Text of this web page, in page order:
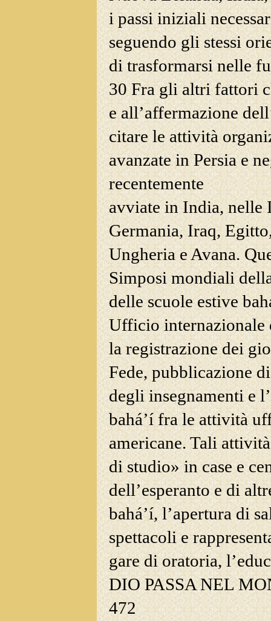
i passi iniziali
seguendo gli stessi
di trasformarsi nelle
30 Fra gli altri fattori
e all’affermazione
citare le attività
avanzate in Persia e
recentemente
avviate in India, nelle
Germania, Iraq,
Ungheria e Avana.
Simposi mondiali
delle scuole estive
Ufficio internazionale
la registrazione dei
Fede, pubblicazione
degli insegnamenti e
bahá’í fra le attività
americane. Tali
di studio» in case e
dell’esperanto e di
bahá’í, l’apertura di
spettacoli e
gare di oratoria,
DIO PASSA NEL
472